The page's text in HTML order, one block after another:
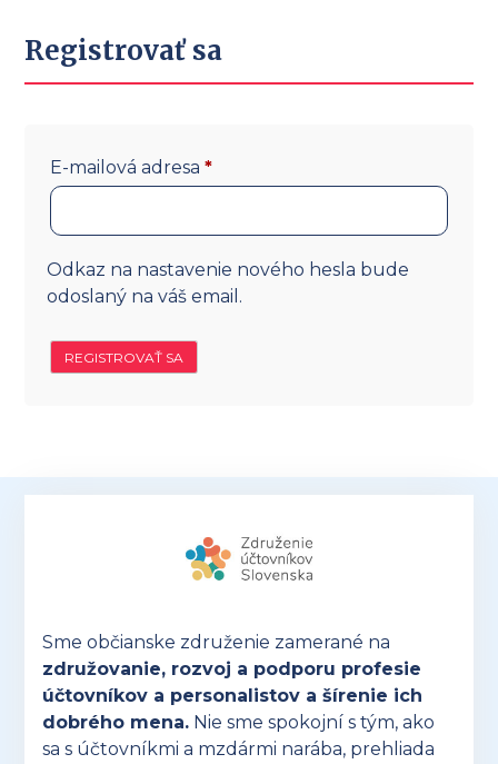
Registrovať sa
E-mailová adresa*Povinné
Odkaz na nastavenie nového hesla bude
odoslaný na váš email.
REGISTROVAŤ SA
Sme občianske združenie zamerané na
združovanie, rozvoj a podporu profesie
účtovníkov a personalistov a šírenie ich
dobrého mena. Nie sme spokojní s tým, ako
sa s účtovníkmi a mzdármi narába, prehliada